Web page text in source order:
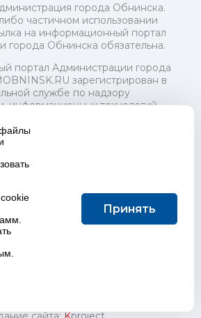
города Обнинска.
частичном использовании
на информационный портал
города Обнинска обязательна.
портал Администрации города
зарегистрирован в
службе по надзору
информационных технологий
(Роскомнадзор) 24 июля
2018 года.
регистрации Эл № ФС77-73321
(исполнительно-
орган) городского округа "Город
редактор: Байкова Е.А.
почты Редакции:
+7 (484) 395-85-85
содержит материалы 18+
обработки персональных
файлы
Принять